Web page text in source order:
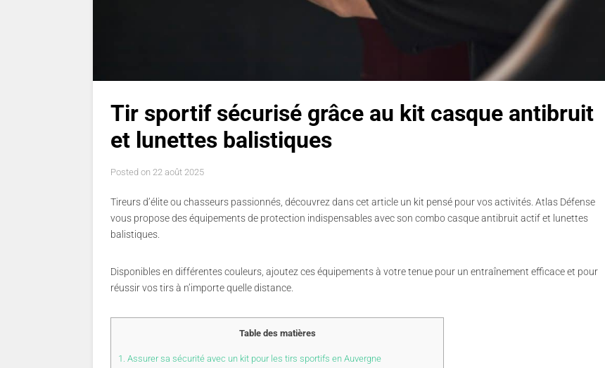
Tir sportif sécurisé grâce au kit casque antibruit
et lunettes balistiques
Posted on 22 août 2025
Tireurs d’élite ou chasseurs passionnés, découvrez dans cet article un kit pensé pour vos activités. Atlas Défense
vous propose des équipements de protection indispensables avec son combo casque antibruit actif et lunettes
balistiques.
Disponibles en différentes couleurs, ajoutez ces équipements à votre tenue pour un entraînement efficace et pour
réussir vos tirs à n’importe quelle distance.
Table des matières
1. Assurer sa sécurité avec un kit pour les tirs sportifs en Auvergne